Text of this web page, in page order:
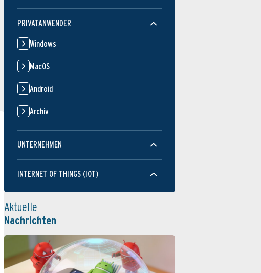
PRIVATANWENDER
Windows
MacOS
Android
Archiv
UNTERNEHMEN
INTERNET OF THINGS (IOT)
Aktuelle
Nachrichten